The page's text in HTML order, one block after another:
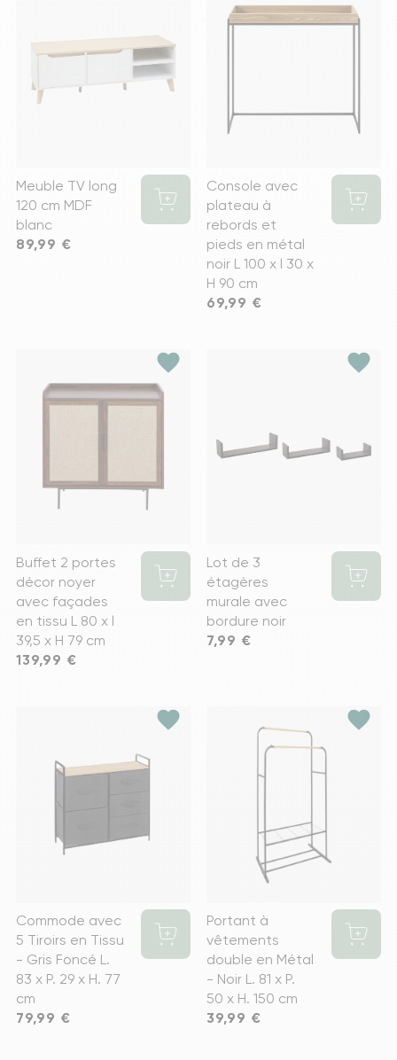
Meuble TV long
120 cm MDF
blanc
Prix
89,99 €
Console avec
plateau à
rebords et
pieds en métal
noir L 100 x l 30 x
H 90 cm
Prix
69,99 €
favorite
Buffet 2 portes
décor noyer
avec façades
en tissu L 80 x l
39,5 x H 79 cm
Prix
139,99 €
favorite
Lot de 3
étagères
murale avec
bordure noir
Prix
7,99 €
favorite
Commode avec
5 Tiroirs en Tissu
- Gris Foncé L.
83 x P. 29 x H. 77
cm
Prix
79,99 €
favorite
Portant à
vêtements
double en Métal
- Noir L. 81 x P.
50 x H. 150 cm
Prix
39,99 €